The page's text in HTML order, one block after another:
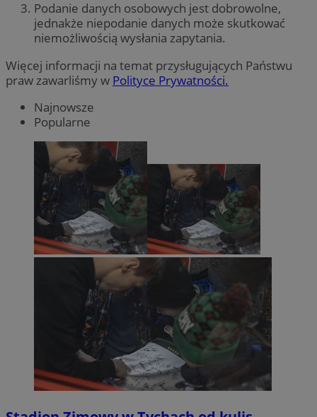
Podanie danych osobowych jest dobrowolne,
jednakże niepodanie danych może skutkować
niemożliwością wysłania zapytania.
Więcej informacji na temat przysługujących Państwu
praw zawarliśmy w Polityce Prywatności.
Najnowsze
Popularne